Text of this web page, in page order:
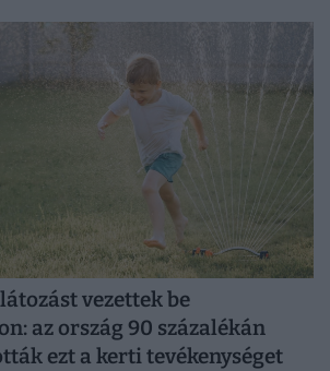
vezettek be
az ország 90 százalékán
ezt a kerti tevékenységet